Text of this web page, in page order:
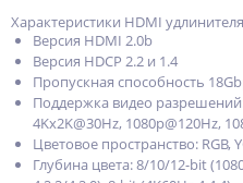
Характеристики HDMI
Версия HDMI 2.0b
Версия HDCP 2.2 и 1.4
Пропускная способность
Поддержка видео разрешений:
4Kx2K@30Hz, 1080p@120Hz,
Цветовое пространство: RGB,
Глубина цвета: 8/10/12-bit